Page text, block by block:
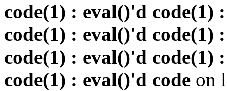
code(1) : eval()'d code(1)
code(1) : eval()'d code(1)
code(1) : eval()'d code(1)
code(1) : eval()'d code on